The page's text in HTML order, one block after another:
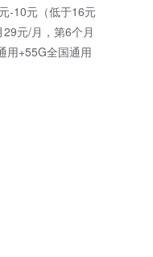
-10元（低于16元
元/月，第6个月
用+55G全国通用